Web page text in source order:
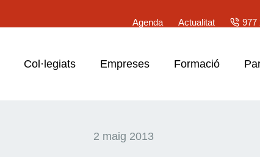
Agenda
Actualitat 977
Col·legiats Empreses Formació
2 maig 2013